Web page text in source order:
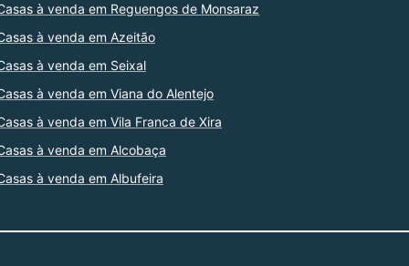
à venda em Reguengos de Monsaraz
à venda em Azeitão
à venda em Seixal
à venda em Viana do Alentejo
à venda em Vila Franca de Xira
à venda em Alcobaça
à venda em Albufeira